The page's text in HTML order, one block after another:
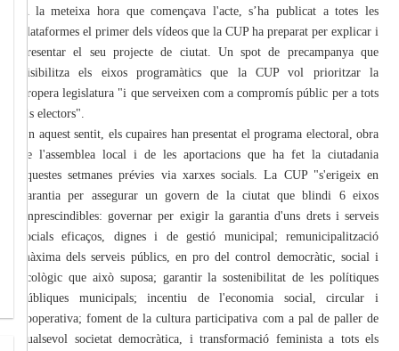
A la meteixa hora que començava l'acte, s’ha publicat a totes les
plataformes el primer dels vídeos que la CUP ha preparat per explicar i
presentar el seu projecte de ciutat. Un spot de precampanya que
visibilitza els eixos programàtics que la CUP vol prioritzar la
propera legislatura "i que serveixen com a compromís públic per a tots
els electors".
En aquest sentit, els cupaires han presentat el programa electoral, obra
de l'assemblea local i de les aportacions que ha fet la ciutadania
aquestes setmanes prévies via xarxes socials. La CUP "s'erigeix en
garantia per assegurar un govern de la ciutat que blindi 6 eixos
imprescindibles: governar per exigir la garantia d'uns drets i serveis
socials eficaços, dignes i de gestió municipal; remunicipalització
màxima dels serveis públics, en pro del control democràtic, social i
ecològic que això suposa; garantir la sostenibilitat de les polítiques
públiques municipals; incentiu de l'economia social, circular i
cooperativa; foment de la cultura participativa com a pal de paller de
qualsevol societat democràtica, i transformació feminista a tots els